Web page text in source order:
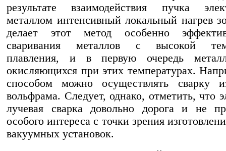
результате взаимодействия пучка
металлом интенсивный локальный нагрев
делает этот метод особенно
сваривания металлов с высокой
плавления, и в первую очередь
окисляющихся при этих температурах.
способом можно осуществлять сварку
вольфрама. Следует, однако, отметить, что
лучевая сварка довольно дорога и не
особого интереса с точки зрения
вакуумных установок.